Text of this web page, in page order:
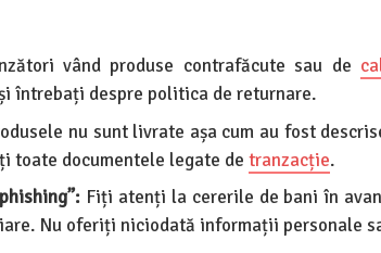
vând produse contrafăcute sau de
întrebați despre politica de returnare.
nu sunt livrate așa cum au fost
toate documentele legate de tranzacție.
Fiți atenți la cererile de bani în
Nu oferiți niciodată informații personale